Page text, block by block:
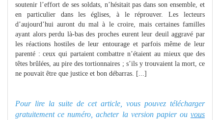
soutenir l’effort de ses soldats, n’hésitait pas dans son ensemble, et
en particulier dans les églises, à le réprouver. Les lecteurs
d’aujourd’hui auront du mal à le croire, mais certaines familles
ayant alors perdu là-bas des proches eurent leur deuil aggravé par
les réactions hostiles de leur entourage et parfois même de leur
parenté : ceux qui partaient combattre n’étaient au mieux que des
têtes brûlées, au pire des tortionnaires ; s’ils y trouvaient la mort, ce
ne pouvait être que justice et bon débarras. [...]
Pour lire la suite de cet article, vous pouvez télécharger
gratuitement ce numéro, acheter la version papier ou vous